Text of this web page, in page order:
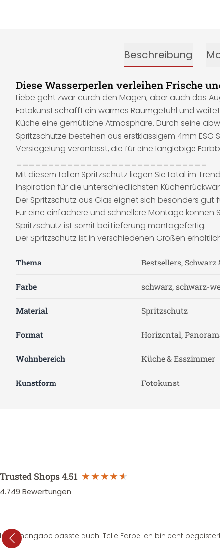
Beschreibung
Diese Wasserperlen verleihen Frische
Liebe geht zwar durch den Magen, aber auch das
Fotokunst schafft ein warmes Raumgefühl und
Küche eine gemütliche Atmosphäre. Durch seine
Spritzschutze bestehen aus erstklassigem 4mm
Versiegelung veranlasst, die für eine langlebige
Mit diesem tollen Spritzschutz liegen Sie total im
Inspiration für die unterschiedlichsten
Der Spritzschutz aus Glas eignet sich besonders gut
Für eine einfachere und schnellere Montage
Spritzschutz ist somit bei Lieferung montagefertig.
Der Spritzschutz ist in verschiedenen Größen
Thema Bestsellers, Schwarz
Farbe schwarz, schwarz-
Material Spritzschutz
Format Horizontal,
Wohnbereich Küche & Esszimmer
Kunstform Fotokunst
Trusted Shops4.51
4.749 Bewertungen
passte auch. Tolle Farbe ich bin echt